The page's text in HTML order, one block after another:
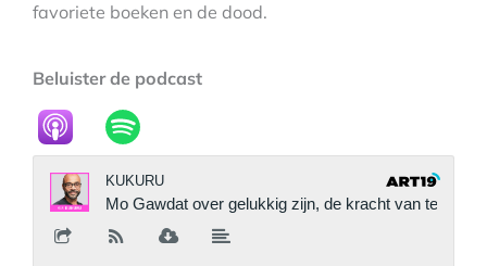
favoriete boeken en de dood.
Beluister de podcast